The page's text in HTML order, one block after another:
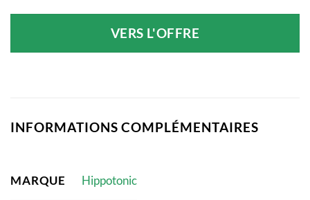
VERS L'OFFRE
INFORMATIONS COMPLÉMENTAIRES
MARQUE Hippotonic